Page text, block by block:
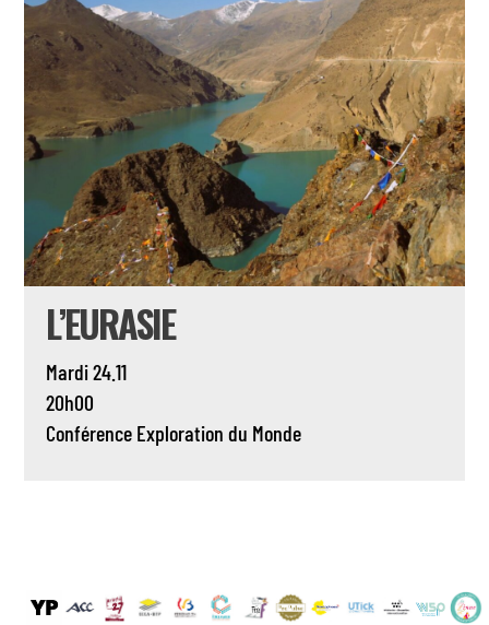
L’EURASIE
Mardi 24.11
20h00
Conférence Exploration du Monde